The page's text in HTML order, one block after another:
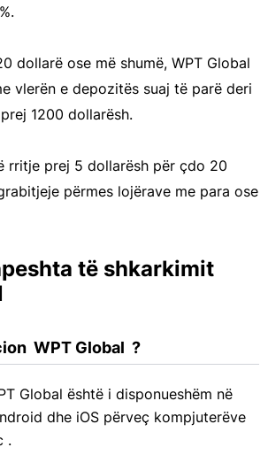
dollarë ose më shumë, WPT Global
vlerën e depozitës suaj të parë deri
1200 dollarësh.
rritje prej 5 dollarësh për çdo 20
përmes lojërave me para ose
të shkarkimit
WPT Global  ?
Global është i disponueshëm në
dhe iOS përveç kompjuterëve
.